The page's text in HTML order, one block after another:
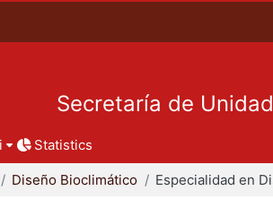
Secretaría de Unidad
Statistics
Diseño Bioclimático